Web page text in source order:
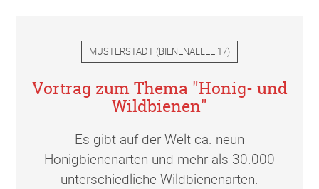
MUSTERSTADT (BIENENALLEE 17)
Vortrag zum Thema "Honig- und
Wildbienen"
Es gibt auf der Welt ca. neun
Honigbienenarten und mehr als 30.000
unterschiedliche Wildbienenarten.